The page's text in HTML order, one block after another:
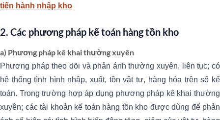
tiến hành nhập kho
2. Các phương pháp kế toán hàng tồn kho
a) Phương pháp kê khai thường xuyên
Phương pháp theo dõi và phản ánh thường xuyên, liên tục; có
hệ thống tình hình nhập, xuất, tồn vật tư, hàng hóa trên sổ kế
toán. Trong trường hợp áp dụng phương pháp kê khai thường
xuyên; các tài khoản kế toán hàng tồn kho được dùng để phản